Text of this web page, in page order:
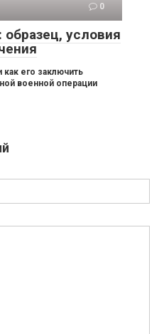
0
условия
как его заключить
военной операции